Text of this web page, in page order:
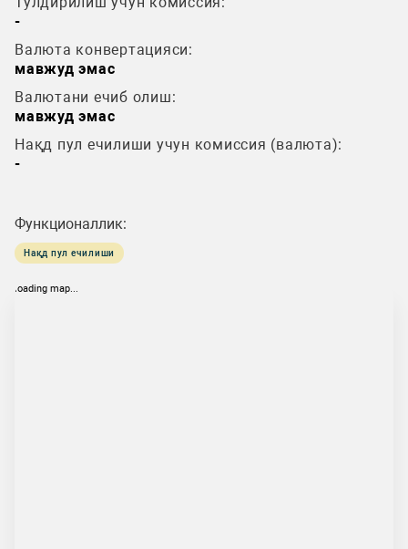
-
Валюта конвертацияси:
мавжуд эмас
Валютани ечиб олиш:
мавжуд эмас
Нақд пул ечилиши учун комиссия (валюта):
-
Функционаллик:
Нақд пул ечилиши
loading map...